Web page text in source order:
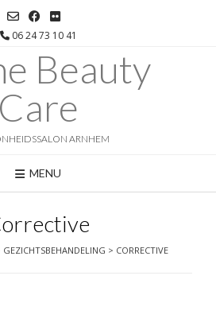
06 24 73 10 41
Beauty
Care
ARNHEM
MENU
GEZICHTSBEHANDELING > CORRECTIVE